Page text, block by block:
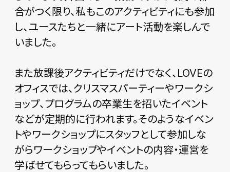
合がつく限り、私もこのアクティビティにも参加
し、ユースたちと一緒にアート活動を楽しんで
いました。
また放課後アクティビティだけでなく、LOVEの
オフィスでは、クリスマスパーティーやワークシ
ョップ、プログラムの卒業生を招いたイベント
などが定期的に行われます。そのようなイベン
トやワークショップにスタッフとして参加しな
がらワークショップやイベントの内容・運営を
学ばせてもらってもらいました。